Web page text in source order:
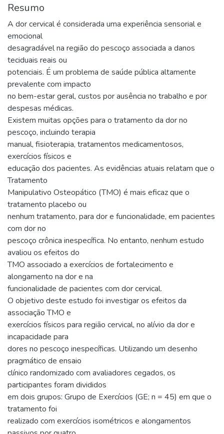
Resumo
A dor cervical é considerada uma experiência sensorial e
emocional
desagradável na região do pescoço associada a danos
teciduais reais ou
potenciais. É um problema de saúde pública altamente
prevalente com impacto
no bem-estar geral, custos por ausência no trabalho e por
despesas médicas.
Existem muitas opções para o tratamento da dor no
pescoço, incluindo terapia
manual, fisioterapia, tratamentos medicamentosos,
exercícios físicos e
educação dos pacientes. As evidências atuais relatam que o
Tratamento
Manipulativo Osteopático (TMO) é mais eficaz que o
tratamento placebo ou
nenhum tratamento, para dor e funcionalidade, em pacientes
com dor no
pescoço crônica inespecífica. No entanto, nenhum estudo
avaliou os efeitos do
TMO associado a exercícios de fortalecimento e
alongamento na dor e na
funcionalidade de pacientes com dor cervical.
O objetivo deste estudo foi investigar os efeitos da
associação TMO e
exercícios físicos para região cervical, no alívio da dor e
incapacidade para
dores no pescoço inespecíficas. Utilizando um desenho
pragmático de ensaio
clínico randomizado com avaliadores cegados, os
participantes foram divididos
em dois grupos: Grupo de Exercícios (GE; n = 45) em que o
tratamento foi
realizado com exercícios isométricos e alongamentos